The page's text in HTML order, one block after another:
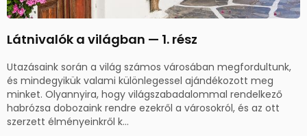
Látnivalók a világban — 1. rész
Utazásaink során a világ számos városában megfordultunk,
és mindegyikük valami különlegessel ajándékozott meg
minket. Olyannyira, hogy világszabadalommal rendelkező
habrózsa dobozaink rendre ezekről a városokról, és az ott
szerzett élményeinkről k...